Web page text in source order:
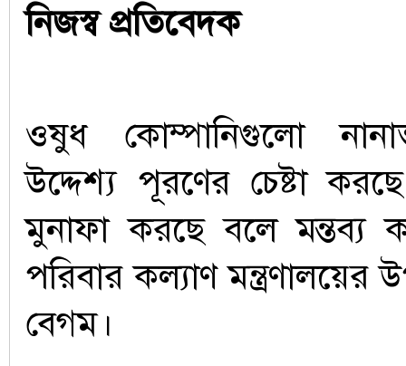
নিজস্ব প্রতিবেদক
ওষুধ কোম্পানিগুলো
উদ্দেশ্য পূরণের চেষ্টা
মুনাফা করছে বলে মন্তব্য
পরিবার কল্যাণ মন্ত্রণালয়ের
বেগম।